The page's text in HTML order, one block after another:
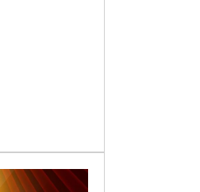
AI供應鏈中